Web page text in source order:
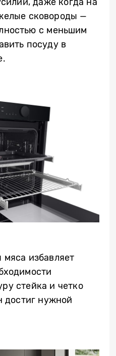
сковороды —
с меньшим
посуду в
избавляет
стейка и четко
достиг нужной